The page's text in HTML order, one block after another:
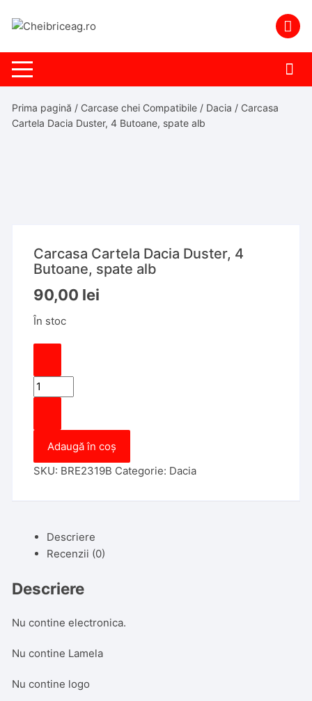
Prima pagină / Carcase chei Compatibile / Dacia / Carcasa
Cartela Dacia Duster, 4 Butoane, spate alb
Carcasa Cartela Dacia Duster, 4
Butoane, spate alb
90,00 lei
În stoc
Cantitate
Carcasa
Dacia
Duster,
4
Adaugă în coș
SKU: BRE2319B Categorie: Dacia
Descriere
Recenzii (0)
Descriere
Nu contine electronica.
Nu contine Lamela
Nu contine logo